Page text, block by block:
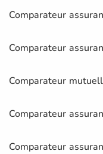
Comparateur
Comparateur
Comparateur
Comparateur
Comparateur